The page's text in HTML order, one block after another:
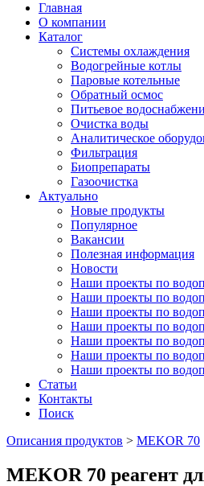
Главная
О компании
Каталог
Системы охлаждения
Водогрейные котлы
Паровые котельные
Обратный осмос
Питьевое
Очистка воды
Аналитическое
Фильтрация
Биопрепараты
Газоочистка
Актуально
Новые продукты
Популярное
Вакансии
Полезная информация
Новости
Наши проекты по
Наши проекты по
Наши проекты по
Наши проекты по
Наши проекты по
Наши проекты по
Наши проекты по
Статьи
Контакты
Поиск
Описания продуктов > MEKOR 70
MEKOR 70 реагент